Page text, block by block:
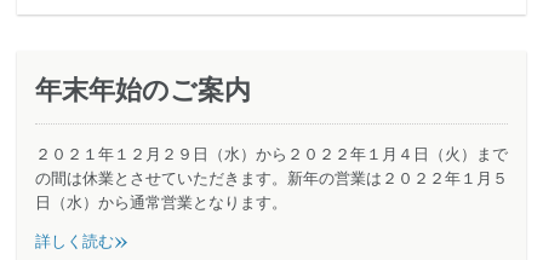
年末年始のご案内
２０２１年１２月２９日（水）から２０２２年１月４日（火）まで
の間は休業とさせていただきます。新年の営業は２０２２年１月５
日（水）から通常営業となります。
詳しく読む»